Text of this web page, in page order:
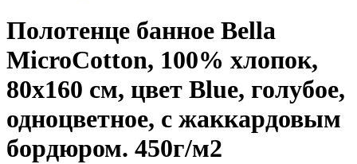
Полотенце банное Bella
MicroCotton, 100% хлопок,
80х160 см, цвет Blue, голубое,
одноцветное, с жаккардовым
бордюром. 450г/м2